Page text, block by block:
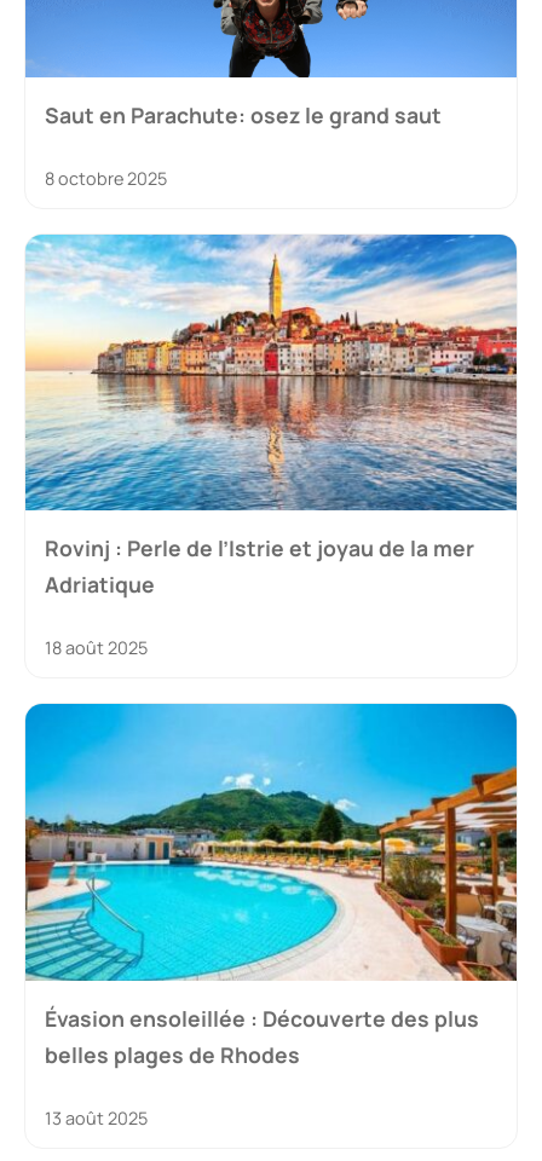
Saut en Parachute: osez le grand saut
8 octobre 2025
Rovinj : Perle de l’Istrie et joyau de la mer
Adriatique
18 août 2025
Évasion ensoleillée : Découverte des plus
belles plages de Rhodes
13 août 2025